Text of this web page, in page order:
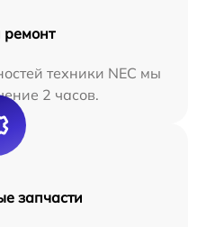
техники NEC мы
2 часов.
запчасти